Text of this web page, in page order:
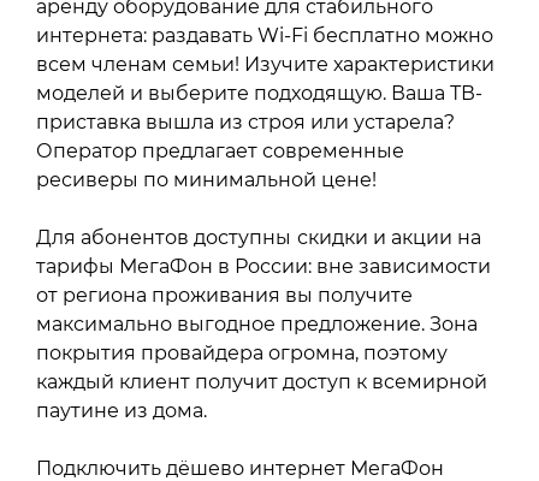
аренду оборудование для стабильного
интернета: раздавать Wi-Fi бесплатно можно
всем членам семьи! Изучите характеристики
моделей и выберите подходящую. Ваша ТВ-
приставка вышла из строя или устарела?
Оператор предлагает современные
ресиверы по минимальной цене!
Для абонентов доступны скидки и акции на
тарифы МегаФон в России: вне зависимости
от региона проживания вы получите
максимально выгодное предложение. Зона
покрытия провайдера огромна, поэтому
каждый клиент получит доступ к всемирной
паутине из дома.
Подключить дёшево интернет МегаФон